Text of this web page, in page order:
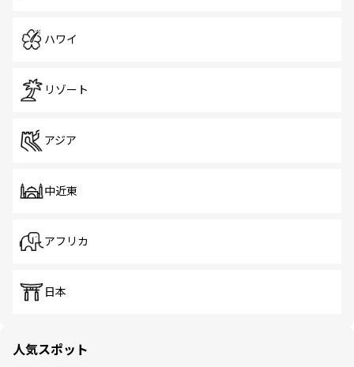
ハワイ
リゾート
アジア
中近東
アフリカ
日本
人気スポット